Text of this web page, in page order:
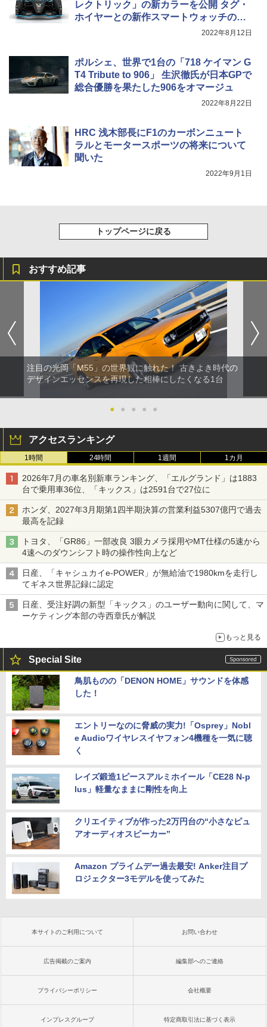
レクトリック」の新カラーを公開 タグ・
ホイヤーとの新作スマートウォッチのデ
2022年8月12日
ポルシェ、世界で1台の「718 ケイマン G
T4 Tribute to 906」 生沢徹氏が日本GPで
総合優勝を果たした906をオマージュ
2022年8月22日
HRC 浅木部長にF1のカーボンニュート
ラルとモータースポーツの将来について
聞いた
2022年9月1日
トップページに戻る
おすすめ記事
注目の光岡「M55」の世界観に触れた！ 古きよき時代の
デザインエッセンスを再現した相棒にしたくなる1台
● ● ● ● ●
アクセスランキング
1時間 24時間 1週間 1カ月
2026年7月の車名別新車ランキング、「エルグランド」は1883
台で乗用車36位、「キックス」は2591台で27位に
ホンダ、2027年3月期第1四半期決算の営業利益5307億円で過去
最高を記録
トヨタ、「GR86」一部改良 3眼カメラ採用やMT仕様の5速から
4速へのダウンシフト時の操作性向上など
日産、「キャシュカイe-POWER」が無給油で1980kmを走行し
てギネス世界記録に認定
日産、受注好調の新型「キックス」のユーザー動向に関して、マ
ーケティング本部の寺西章氏が解説
もっと見る
Special Site
鳥肌ものの「DENON HOME」サウンドを体感
した！
エントリーなのに脅威の実力!「Osprey」Nobl
e Audioワイヤレスイヤフォン4機種を一気に聴
く
レイズ鍛造1ピースアルミホイール「CE28 N-p
lus」軽量なままに剛性を向上
クリエイティブが作った2万円台の“小さなピュ
アオーディオスピーカー”
Amazon プライムデー過去最安! Anker注目プ
ロジェクター3モデルを使ってみた
本サイトのご利用について お問い合わせ
広告掲載のご案内 編集部へのご連絡
プライバシーポリシー 会社概要
インプレスグループ 特定商取引法に基づく表示